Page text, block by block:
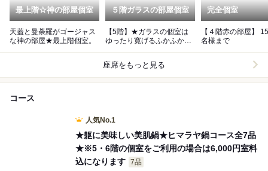
最上階☆神の部屋個室
天蓋と曼荼羅がゴージャス
な神の部屋★最上階個室。
５階ガラスの部屋個室
【5階】★ガラスの個室は
ゆったり寛げるふかふか絨
完全個室
【４階赤の部屋】 15〜20
名様まで
座席をもっと見る
コース
人気No.1
★躯に美味しい美肌鍋★ヒマラヤ鍋コース全7品
★※5・6階の個室をご利用の場合は6,000円室料
込になります 7品